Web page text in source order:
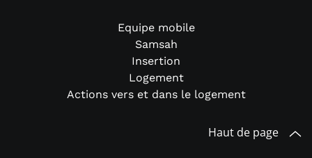
Equipe mobile
Samsah
Insertion
Logement
Actions vers et dans le logement
Haut de page